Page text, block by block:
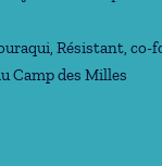
, Résistant, co-
Camp des Milles